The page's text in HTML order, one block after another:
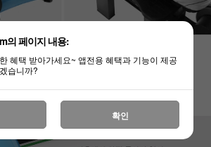
의 페이지 내용:
혜택 받아가세요~ 앱전용 혜택과 기능이 제공
습니까?
확인